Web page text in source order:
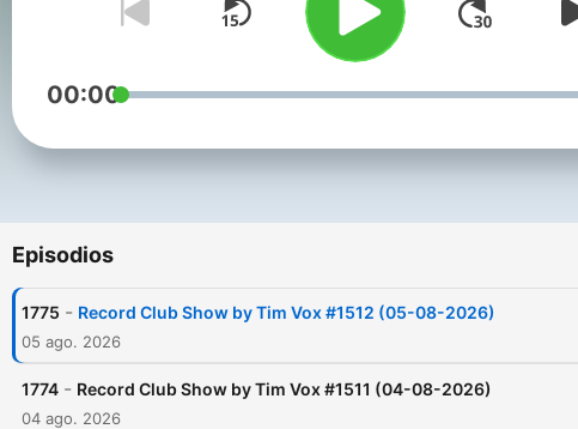
00:00
Episodios
1775 - Record Club Show by Tim Vox #1512 (05-08-2026)
05 ago. 2026
1774 - Record Club Show by Tim Vox #1511 (04-08-2026)
04 ago. 2026